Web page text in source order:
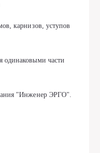
карнизов, уступов
одинаковыми части
"Инженер ЭРГО".